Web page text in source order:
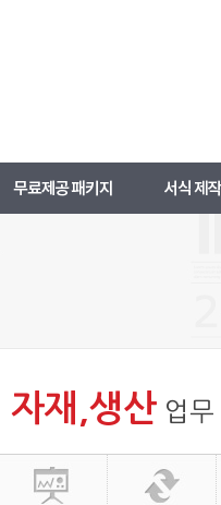
자재,생산업무